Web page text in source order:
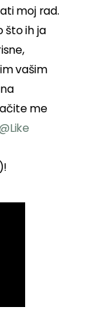
moj rad.
što ih ja
vašim
me
)!